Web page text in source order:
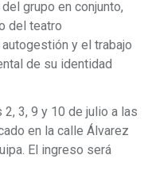
grupo en conjunto,
del teatro
y el trabajo
de su identidad
3, 9 y 10 de julio a las
en la calle Álvarez
El ingreso será